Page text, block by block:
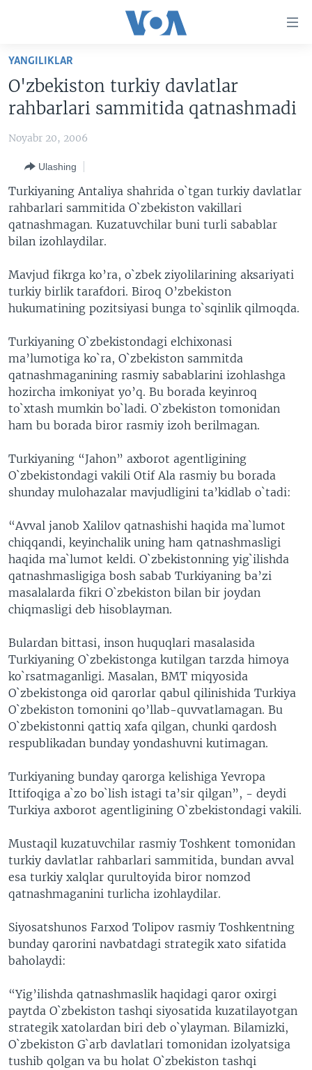
Boshiga
qayting
Qidiruvga
o'ting
AMERIKA
VATANDOSHLAR
MULTIMEDIA
AMERIKA MANZARALARI
XALQARO HAYOT
VASHINGTON CHOYXONASI
MOBIL-SALOM!
XABARLAR SURATLARDA
IJTIMOIY TARMOQLAR
FACEBOOK
YOUTUBE
INSTAGRAM
TELEGRAM
TWITTER
SOUNDCLOUD
INGLIZ TILI DARSLARI
EDITORIAL
Learning English
YANGILIKLAR
O'zbekiston turkiy davlatlar
rahbarlari sammitida qatnashmadi
Noyabr 20, 2006
Ulashing
Turkiyaning Antaliya shahrida o`tgan turkiy davlatlar
rahbarlari sammitida O`zbekiston vakillari
qatnashmagan. Kuzatuvchilar buni turli sabablar
bilan izohlaydilar.
Mavjud fikrga ko’ra, o`zbek ziyolilarining aksariyati
turkiy birlik tarafdori. Biroq O’zbekiston
hukumatining pozitsiyasi bunga to`sqinlik qilmoqda.
Turkiyaning O`zbekistondagi elchixonasi
ma’lumotiga ko`ra, O`zbekiston sammitda
qatnashmaganining rasmiy sabablarini izohlashga
hozircha imkoniyat yo’q. Bu borada keyinroq
to`xtash mumkin bo`ladi. O`zbekiston tomonidan
ham bu borada biror rasmiy izoh berilmagan.
Turkiyaning “Jahon” axborot agentligining
O`zbekistondagi vakili Otif Ala rasmiy bu borada
shunday mulohazalar mavjudligini ta’kidlab o`tadi:
“Avval janob Xalilov qatnashishi haqida ma`lumot
chiqqandi, keyinchalik uning ham qatnashmasligi
haqida ma`lumot keldi. O`zbekistonning yig`ilishda
qatnashmasligiga bosh sabab Turkiyaning ba’zi
masalalarda fikri O`zbekiston bilan bir joydan
chiqmasligi deb hisoblayman.
Bulardan bittasi, inson huquqlari masalasida
Turkiyaning O`zbekistonga kutilgan tarzda himoya
ko`rsatmaganligi. Masalan, BMT miqyosida
O`zbekistonga oid qarorlar qabul qilinishida Turkiya
O`zbekiston tomonini qo’llab-quvvatlamagan. Bu
O`zbekistonni qattiq xafa qilgan, chunki qardosh
respublikadan bunday yondashuvni kutimagan.
Turkiyaning bunday qarorga kelishiga Yevropa
Ittifoqiga a`zo bo`lish istagi ta’sir qilgan”, - deydi
Turkiya axborot agentligining O`zbekistondagi vakili.
Mustaqil kuzatuvchilar rasmiy Toshkent tomonidan
turkiy davlatlar rahbarlari sammitida, bundan avval
esa turkiy xalqlar qurultoyida biror nomzod
qatnashmaganini turlicha izohlaydilar.
Siyosatshunos Farxod Tolipov rasmiy Toshkentning
bunday qarorini navbatdagi strategik xato sifatida
baholaydi:
“Yig’ilishda qatnashmaslik haqidagi qaror oxirgi
paytda O`zbekiston tashqi siyosatida kuzatilayotgan
strategik xatolardan biri deb o`ylayman. Bilamizki,
O`zbekiston G`arb davlatlari tomonidan izolyatsiga
tushib qolgan va bu holat O`zbekiston tashqi